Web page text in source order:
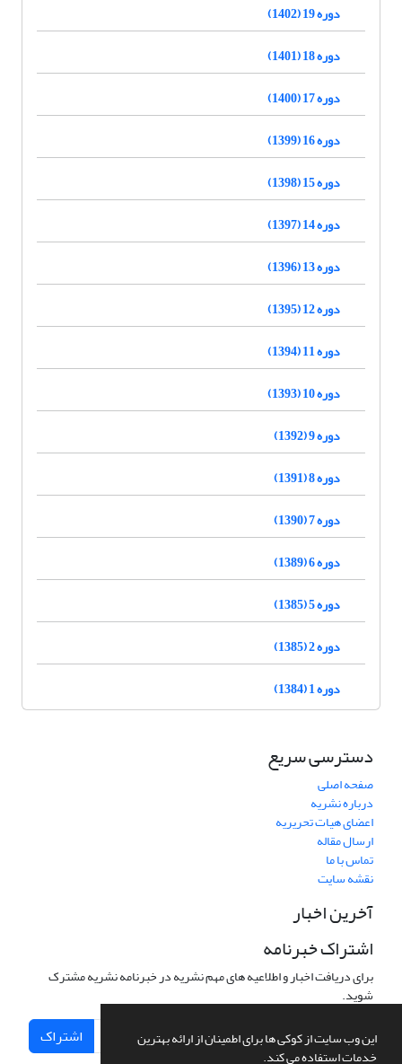
این وب سایت از کوکی ها برای اطمینان از ارائه بهترین
خدمات استفاده می کند.
دوره 19 (1402)
دوره 18 (1401)
دوره 17 (1400)
دوره 16 (1399)
دوره 15 (1398)
دوره 14 (1397)
دوره 13 (1396)
دوره 12 (1395)
دوره 11 (1394)
دوره 10 (1393)
دوره 9 (1392)
دوره 8 (1391)
دوره 7 (1390)
دوره 6 (1389)
دوره 5 (1385)
دوره 2 (1385)
دوره 1 (1384)
دسترسی سریع
صفحه اصلی
درباره نشریه
اعضای هیات تحریریه
ارسال مقاله
تماس با ما
نقشه سایت
آخرین اخبار
اشتراک خبرنامه
برای دریافت اخبار و اطلاعیه های مهم نشریه در خبرنامه نشریه مشترک
شوید.
اشتراک